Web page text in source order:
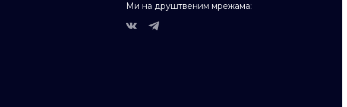
Ми на друштвеним мрежама: